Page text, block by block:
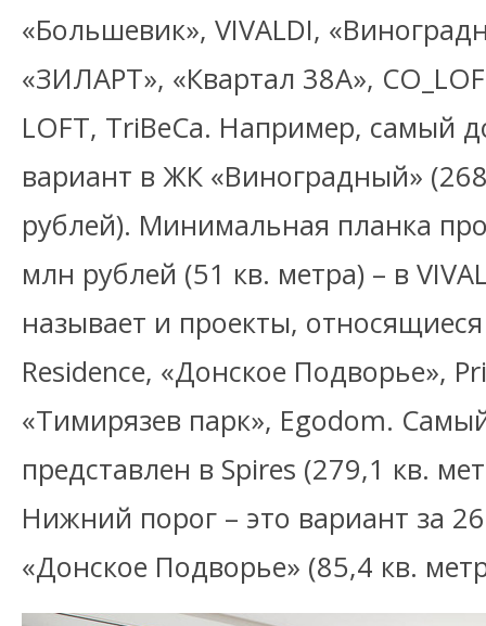
«Большевик», VIVALDI,
«ЗИЛАРТ», «Квартал 38А»,
LOFT, TriBeCa. Например, самый
вариант в ЖК «Виноградный»
рублей). Минимальная планка
млн рублей (51 кв. метра) – в
называет и проекты,
Residence, «Донское Подворье»,
«Тимирязев парк», Egodom.
представлен в Spires (279,1 кв.
Нижний порог – это вариант за
«Донское Подворье» (85,4 кв.